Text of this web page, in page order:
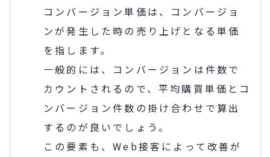
コンバージョン単価は、コンバージョ
ンが発生した時の売り上げとなる単価
を指します。
一般的には、コンバージョンは件数で
カウントされるので、平均購買単価とコ
ンバージョン件数の掛け合わせで算出
するのが良いでしょう。
この要素も、Web接客によって改善が